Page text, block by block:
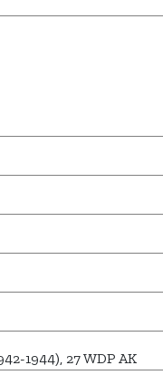
1944), 27 WDP AK